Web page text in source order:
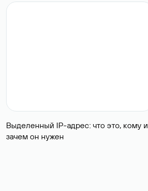
Выделенный IP-адрес: что это, кому и
зачем он нужен